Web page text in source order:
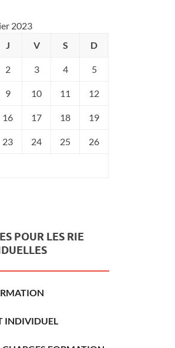
2023
J V S D
2 3 4 5
9 10 11 12
16 17 18 19
23 24 25 26
POUR LES RIE
INDIVIDUEL